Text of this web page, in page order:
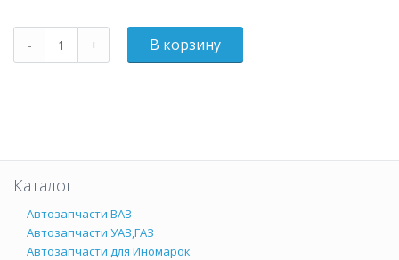
Каталог
Автозапчасти ВАЗ
Автозапчасти УАЗ,ГАЗ
Автозапчасти для Иномарок